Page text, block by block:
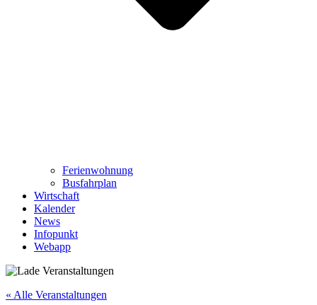
Ferienwohnung
Busfahrplan
Wirtschaft
Kalender
News
Infopunkt
Webapp
« Alle Veranstaltungen